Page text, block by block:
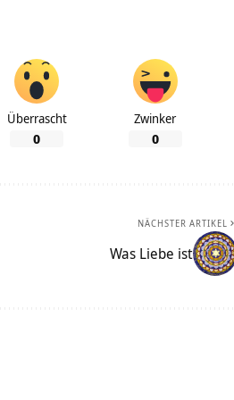
Überrascht
0
Zwinker
0
NÄCHSTER ARTIKEL
Was Liebe ist